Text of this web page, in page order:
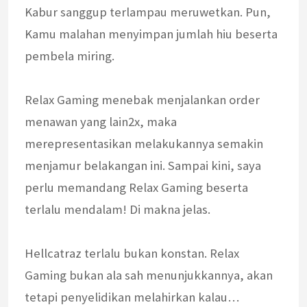
Kabur sanggup terlampau meruwetkan. Pun,
Kamu malahan menyimpan jumlah hiu beserta
pembela miring.
Relax Gaming menebak menjalankan order
menawan yang lain2x, maka
merepresentasikan melakukannya semakin
menjamur belakangan ini. Sampai kini, saya
perlu memandang Relax Gaming beserta
terlalu mendalam! Di makna jelas.
Hellcatraz terlalu bukan konstan. Relax
Gaming bukan ala sah menunjukkannya, akan
tetapi penyelidikan melahirkan kalau…